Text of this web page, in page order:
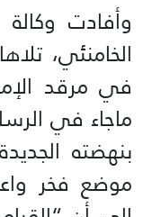
وأفادت
الخامنئي،
في مرقد
ماجاء في
بنهضته
موضع فخر